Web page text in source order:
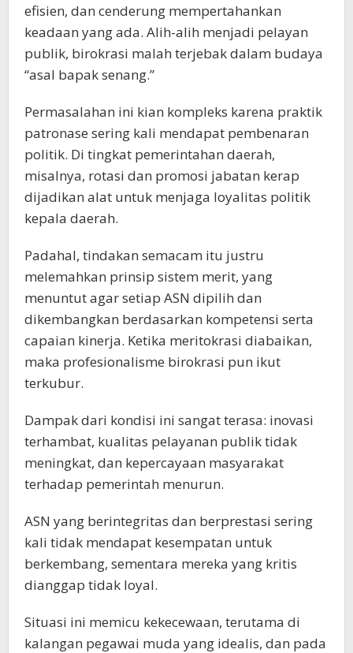
efisien, dan cenderung mempertahankan
keadaan yang ada. Alih-alih menjadi pelayan
publik, birokrasi malah terjebak dalam budaya
“asal bapak senang.”
Permasalahan ini kian kompleks karena praktik
patronase sering kali mendapat pembenaran
politik. Di tingkat pemerintahan daerah,
misalnya, rotasi dan promosi jabatan kerap
dijadikan alat untuk menjaga loyalitas politik
kepala daerah.
Padahal, tindakan semacam itu justru
melemahkan prinsip sistem merit, yang
menuntut agar setiap ASN dipilih dan
dikembangkan berdasarkan kompetensi serta
capaian kinerja. Ketika meritokrasi diabaikan,
maka profesionalisme birokrasi pun ikut
terkubur.
Dampak dari kondisi ini sangat terasa: inovasi
terhambat, kualitas pelayanan publik tidak
meningkat, dan kepercayaan masyarakat
terhadap pemerintah menurun.
ASN yang berintegritas dan berprestasi sering
kali tidak mendapat kesempatan untuk
berkembang, sementara mereka yang kritis
dianggap tidak loyal.
Situasi ini memicu kekecewaan, terutama di
kalangan pegawai muda yang idealis, dan pada